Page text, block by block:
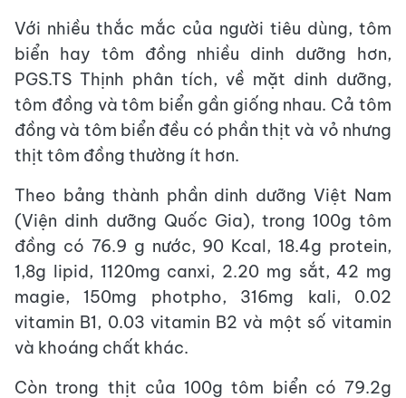
Với nhiều thắc mắc của người tiêu dùng, tôm
biển hay tôm đồng nhiều dinh dưỡng hơn,
PGS.TS Thịnh phân tích, về mặt dinh dưỡng,
tôm đồng và tôm biển gần giống nhau. Cả tôm
đồng và tôm biển đều có phần thịt và vỏ nhưng
thịt tôm đồng thường ít hơn.
Theo bảng thành phần dinh dưỡng Việt Nam
(Viện dinh dưỡng Quốc Gia), trong 100g tôm
đồng có 76.9 g nước, 90 Kcal, 18.4g protein,
1,8g lipid, 1120mg canxi, 2.20 mg sắt, 42 mg
magie, 150mg photpho, 316mg kali, 0.02
vitamin B1, 0.03 vitamin B2 và một số vitamin
và khoáng chất khác.
Còn trong thịt của 100g tôm biển có 79.2g